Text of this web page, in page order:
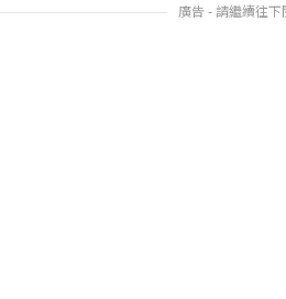
廣告 - 請繼續往下